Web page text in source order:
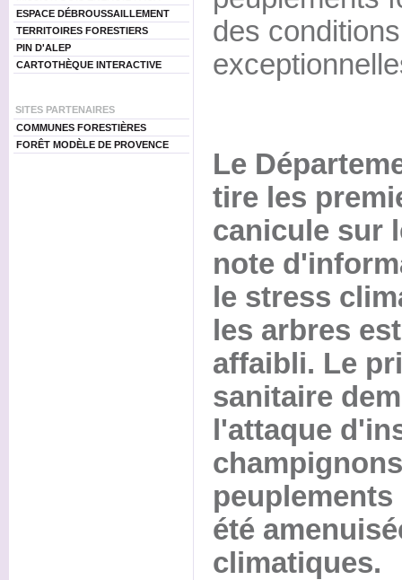
ESPACE DÉBROUSSAILLEMENT
TERRITOIRES FORESTIERS
PIN D'ALEP
CARTOTHÈQUE INTERACTIVE
SITES PARTENAIRES
COMMUNES FORESTIÈRES
FORÊT MODÈLE DE PROVENCE
des
Le
tire les
canicule sur
note
le stress
les arbres
affaibli. Le
sanitaire
l'attaque
été
climatiques.